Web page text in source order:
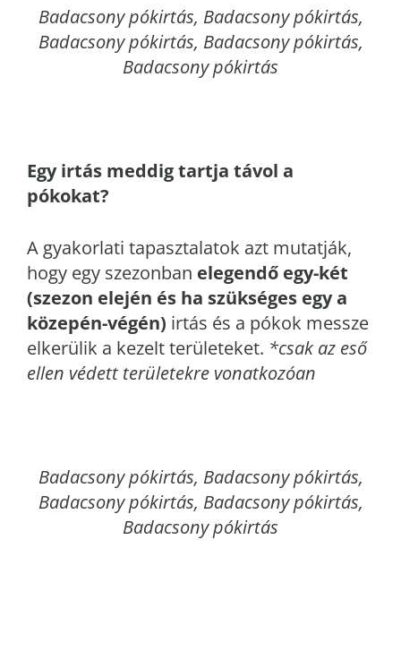
Badacsonypókirtás, Badacsony pókirtás,
Badacsony pókirtás, Badacsony pókirtás,
Badacsony pókirtás
Egy irtás meddig tartja távol a
pókokat?
A gyakorlati tapasztalatok azt mutatják,
hogy egy szezonban elegendő egy-két
(szezon elején és ha szükséges egy a
közepén-végén) irtás és a pókok messze
elkerülik a kezelt területeket. *csak az eső
ellen védett területekre vonatkozóan
Badacsonypókirtás, Badacsony pókirtás,
Badacsony pókirtás, Badacsony pókirtás,
Badacsony pókirtás